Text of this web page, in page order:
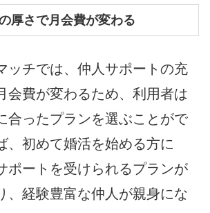
厚さで月会費が変わる
ッチでは、仲人サポートの充
会費が変わるため、利用者は
合ったプランを選ぶことがで
、初めて婚活を始める方に
ポートを受けられるプランが
、経験豊富な仲人が親身にな